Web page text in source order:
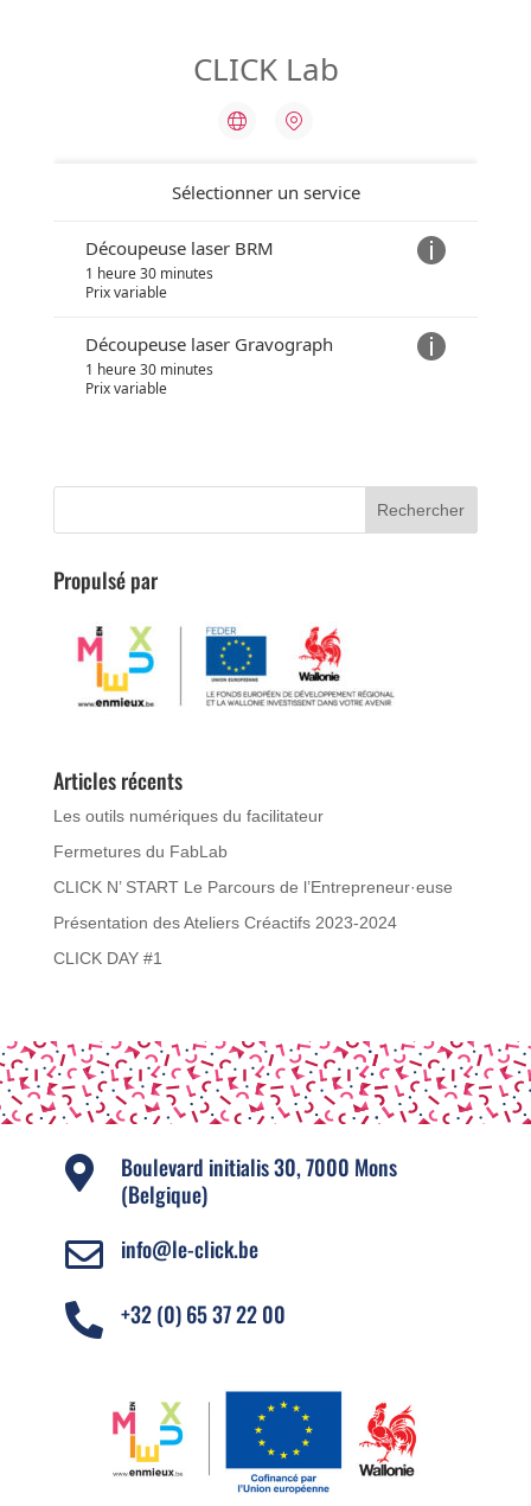
Propulsé par
Articles récents
Les outils numériques du facilitateur
Fermetures du FabLab
CLICK N’ START Le Parcours de l’Entrepreneur·euse
Présentation des Ateliers Créactifs 2023-2024
CLICK DAY #1

Boulevard initialis 30, 7000 Mons
(Belgique)
 info@le-click.be
 +32 (0) 65 37 22 00